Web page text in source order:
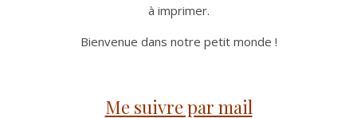
à imprimer.
Bienvenue dans notre petit monde !
Me suivre par mail